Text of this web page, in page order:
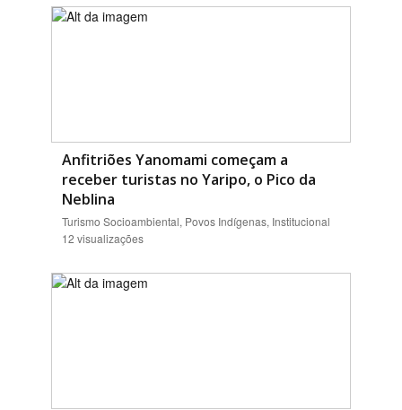
Anfitriões Yanomami começam a
receber turistas no Yaripo, o Pico da
Neblina
Turismo Socioambiental, Povos Indígenas, Institucional
12 visualizações